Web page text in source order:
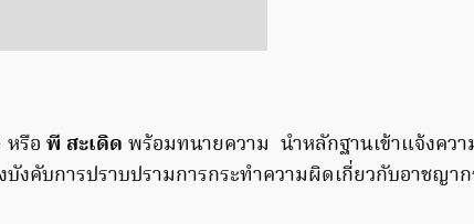
รือ พี สะเดิด พร้อมทนายความ นำหลักฐานเข้าแจ้งคว
คับการปราบปรามการกระทำความผิดเกี่ยวกับอาชญา